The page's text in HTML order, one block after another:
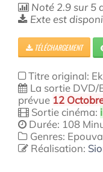
Noté 2.9sur5
Exte est
TÉLÉCHARGEMENT
Titre original:
La sortie DVD/
prévue 12
Sortie cinéma:
Durée: 108
Genres:
Réalisation: